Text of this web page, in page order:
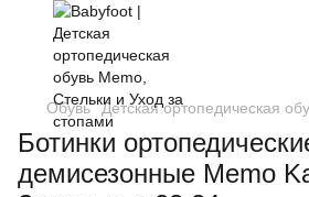
Обувь Детская ортопедическая
Ботинки
демисезонные Memo